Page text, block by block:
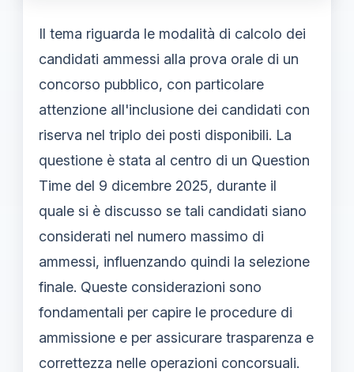
Il tema riguarda le modalità di calcolo dei
candidati ammessi alla prova orale di un
concorso pubblico, con particolare
attenzione all'inclusione dei candidati con
riserva nel triplo dei posti disponibili. La
questione è stata al centro di un Question
Time del 9 dicembre 2025, durante il
quale si è discusso se tali candidati siano
considerati nel numero massimo di
ammessi, influenzando quindi la selezione
finale. Queste considerazioni sono
fondamentali per capire le procedure di
ammissione e per assicurare trasparenza e
correttezza nelle operazioni concorsuali.